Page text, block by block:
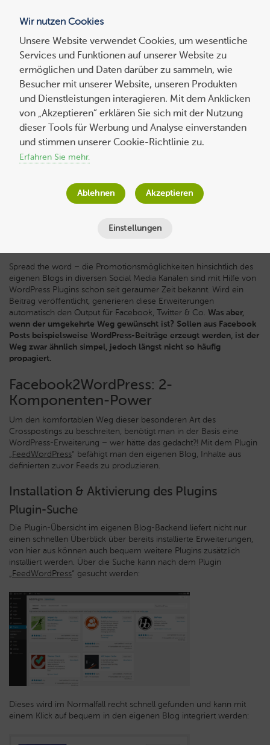
Suchen
nach:
Facebook2WordPress: Wie man mit Social
Media einen Blog füttert
Thomas von Mengden am
27. Februar 2015
Minuten
Spread the word – die Promotionsmöglichkeiten hinsichtlich des
eigenen Blogs in diversen Social Media Kanälen sind mit Hilfe von
WordPress Plugins schon seit geraumer Zeit bekannt. Wird ein
Beitrag veröffentlicht, generieren diese Erweiterungen
automatisch den Output für Facebook, Twitter & Co. Was aber,
wenn der umgekehrte Weg gewünscht ist? Sollen aus Facebook
Posts beispielsweise WordPress-Beiträge erzeugt werden, ist der
Weg zwar ähnlich simpel, jedoch längst nicht so häufig
propagiert.
Facebook2WordPress: 2-
Komponenten-Power
Um den komfortablen Weg dieser besonderen Art des
Crosspostings zu beschreiten, benötigt man in der Basis eine
WordPress-Erweiterung – wer hätte das gedacht?! Mit dem Plugin
„FeedWordPress“ befähigt man den eigenen Blog, Inhalte aus
definierten zuvor Feeds zu produzieren.
Installation & Aktivierung des Plugins
Plugin-Suche
Die Plugin-Übersicht im eigenen Blog-Backend liefert nicht nur
einen schnellen Überblick über bereits installierte Erweiterungen,
von hier aus können auch bequem weitere Plugins zusätzlich
installiert werden. Über die Suche kann nach dem Plugin
„FeedWordPress“ gesucht werden:
Dieses wird im Normalfall recht schnell gefunden und kann mit
einem Klick auf bequem in den eigenen Blog integriert werden:
Wir nutzen Cookies
Unsere Website verwendet Cookies, um wesentliche
Services und Funktionen auf unserer Website zu
ermöglichen und Daten darüber zu sammeln, wie
Besucher mit unserer Website, unseren Produkten
und Dienstleistungen interagieren. Mit dem Anklicken
von „Akzeptieren“ erklären Sie sich mit der Nutzung
dieser Tools für Werbung und Analyse einverstanden
und stimmen unserer Cookie-Richtlinie zu.
Erfahren Sie mehr.
Einstellungen
Ablehnen Akzeptieren